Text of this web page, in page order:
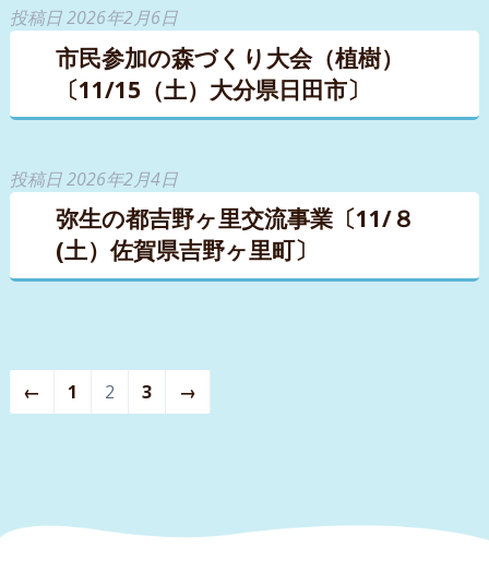
投稿日2026年2月6日
市民参加の森づくり大会（植樹）
〔11/15（土）大分県日田市〕
投稿日2026年2月4日
弥生の都吉野ヶ里交流事業〔11/８
(土）佐賀県吉野ヶ里町〕
← 1 2 3 →